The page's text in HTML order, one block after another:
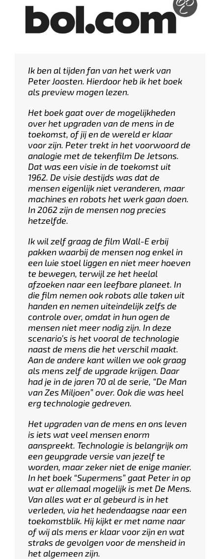
Ik ben al tijden fan van het werk van
Peter Joosten. Hierdoor heb ik het boek
als preview mogen lezen.
Het boek gaat over de mogelijkheden
over het upgraden van de mens in de
toekomst, of jij en de wereld er klaar
voor zijn. Peter trekt in het voorwoord de
analogie met de tekenfilm De Jetsons.
Dat was een visie in de toekomst uit
1962. De visie destijds was dat de
mensen eigenlijk niet veranderen, maar
machines en robots het werk gaan doen.
In 2062 zijn de mensen nog precies
hetzelfde.
Ik wil zelf graag de film Wall-E erbij
pakken waarbij de mensen nog enkel in
een luie stoel liggen en niet meer hoeven
te bewegen, terwijl ze het heelal
afzoeken naar een leefbare planeet. In
die film nemen ook robots alle taken uit
handen en nemen uiteindelijk zelfs de
controle over, omdat in hun ogen de
mensen niet meer nodig zijn. In deze
scenario’s is het vooral de technologie
naast de mens die het verschil maakt.
Aan de andere kant willen we ook graag
als mens zelf de upgrade krijgen. Daar
had je in de jaren 70 al de serie, “De Man
van Zes Miljoen” over. Ook die was heel
erg technologie gedreven.
Het upgraden van de mens en ons leven
is iets wat veel mensen enorm
aanspreekt. Technologie is belangrijk om
een geupgrade versie van jezelf te
worden, maar zeker niet de enige manier.
In het boek “Supermens” gaat Peter in op
wat er allemaal mogelijk is met De Mens.
Van alles wat er al gebeurd is in het
verleden, via het hedendaagse naar een
toekomstblik. Hij kijkt er met name naar
of wij als mens er klaar voor zijn en wat
straks de gevolgen voor de mensheid in
het algemeen zijn.